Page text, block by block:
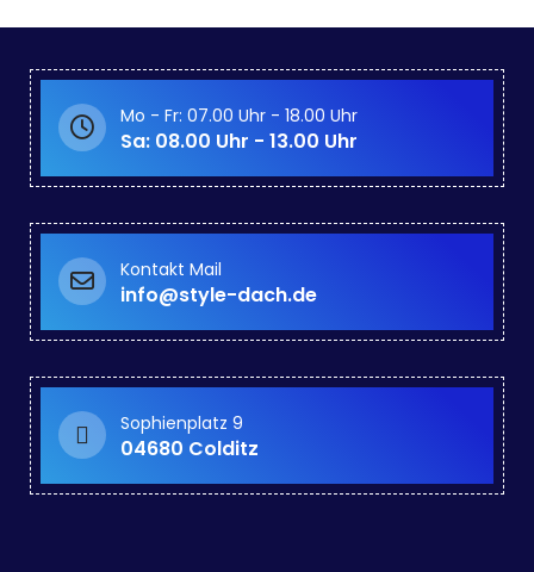
Mo - Fr: 07.00 Uhr - 18.00 Uhr
Sa: 08.00 Uhr - 13.00 Uhr
Kontakt Mail
info@style-dach.de
Sophienplatz 9
04680 Colditz